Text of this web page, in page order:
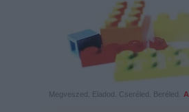
Megveszed. Eladod. Cseréled. Beréled.